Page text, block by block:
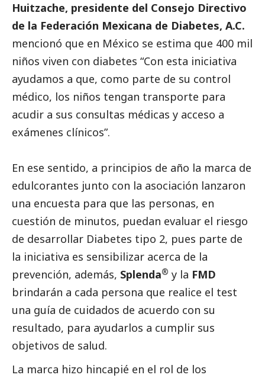
Huitzache, presidente del Consejo Directivo
de la Federación Mexicana de Diabetes, A.C.
mencionó que en México se estima que 400 mil
niños viven con diabetes “Con esta iniciativa
ayudamos a que, como parte de su control
médico, los niños tengan transporte para
acudir a sus consultas médicas y acceso a
exámenes clínicos”.
En ese sentido, a principios de año la marca de
edulcorantes junto con la asociación lanzaron
una encuesta para que las personas, en
cuestión de minutos, puedan evaluar el riesgo
de desarrollar Diabetes tipo 2, pues parte de
la iniciativa es sensibilizar acerca de la
prevención, además, Splenda® y la FMD
brindarán a cada persona que realice el test
una guía de cuidados de acuerdo con su
resultado, para ayudarlos a cumplir sus
objetivos de salud.
La marca hizo hincapié en el rol de los